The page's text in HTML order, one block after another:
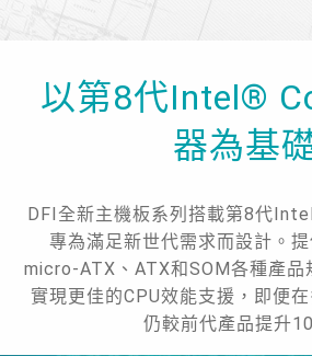
以第8代Intel®
器為基
DFI全新主機板系列搭載第8代
專為滿足新世代需求而設計。
micro-ATX、ATX和SOM各種產品
實現更佳的CPU效能支援，即便
仍較前代產品提升